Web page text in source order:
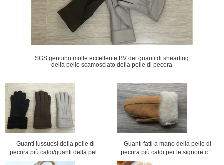
SGS genuino molle eccellente BV dei guanti di shearling
della pelle scamosciato della pelle di pecora
Guanti lussuosi della pelle di
pecora più caldi/guanti della pelle
di pecora donne di cuoio del nero
Guanti fatti a mano della pelle di
pecora più caldi per le signore con
le dimensioni 5 - 6cm del polsino